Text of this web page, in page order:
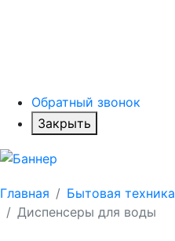
Обратный звонок
Закрыть
Главная Бытовая техника
Диспенсеры для воды